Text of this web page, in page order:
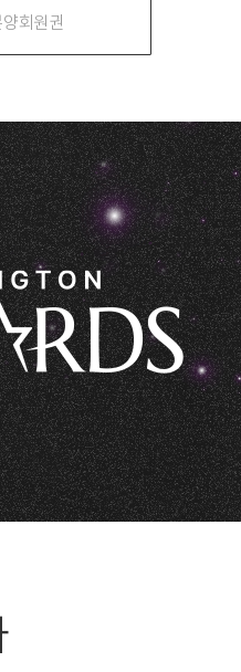
조트 지리산남원 KTX
회원권